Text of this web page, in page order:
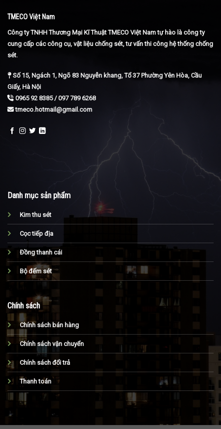
TMECO Việt Nam
Công ty TNHH Thương Mại Kĩ Thuật TMECO Việt Nam tự hào là công ty
cung cấp các công cụ, vật liệu chống sét, tư vấn thi công hệ thống chống
sét.
Số 15, Ngách 1, Ngõ 83 Nguyễn khang, Tổ 37 Phường Yên Hòa, Cầu
Giấy, Hà Nội
0965 92 8385 / 097 789 6268
tmeco.hotmail@gmail.com
Danh mục sản phẩm
Kim thu sét
Cọc tiếp địa
Đồng thanh cái
Bộ đếm sét
Chính sách
Chính sách bán hàng
Chính sách vận chuyển
Chính sách đổi trả
Thanh toán